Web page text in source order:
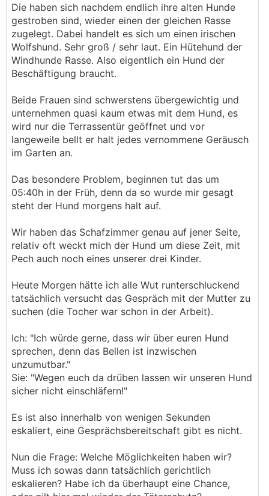
Die haben sich nachdem endlich ihre alten Hunde
gestroben sind, wieder einen der gleichen Rasse
zugelegt. Dabei handelt es sich um einen irischen
Wolfshund. Sehr groß / sehr laut. Ein Hütehund der
Windhunde Rasse. Also eigentlich ein Hund der
Beschäftigung braucht.
Beide Frauen sind schwerstens übergewichtig und
unternehmen quasi kaum etwas mit dem Hund, es
wird nur die Terrassentür geöffnet und vor
langeweile bellt er halt jedes vernommene Geräusch
im Garten an.
Das besondere Problem, beginnen tut das um
05:40h in der Früh, denn da so wurde mir gesagt
steht der Hund morgens halt auf.
Wir haben das Schafzimmer genau auf jener Seite,
relativ oft weckt mich der Hund um diese Zeit, mit
Pech auch noch eines unserer drei Kinder.
Heute Morgen hätte ich alle Wut runterschluckend
tatsächlich versucht das Gespräch mit der Mutter zu
suchen (die Tocher war schon in der Arbeit).
Ich: "Ich würde gerne, dass wir über euren Hund
sprechen, denn das Bellen ist inzwischen
unzumutbar."
Sie: "Wegen euch da drüben lassen wir unseren Hund
sicher nicht einschläfern!"
Es ist also innerhalb von wenigen Sekunden
eskaliert, eine Gesprächsbereitschaft gibt es nicht.
Nun die Frage: Welche Möglichkeiten haben wir?
Muss ich sowas dann tatsächlich gerichtlich
eskalieren? Habe ich da überhaupt eine Chance,